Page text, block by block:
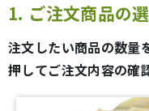
1. ご注文商品の
注文したい商品の数量
押してご注文内容の確